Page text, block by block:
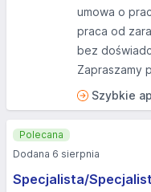
umowa o
praca od
bez
Zapraszamy
Szybkie
Specjalista/
Polecana
Dodana 6 sierpnia